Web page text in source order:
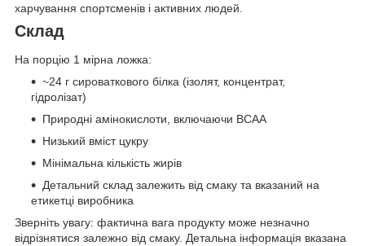
харчування спортсменів і активних людей.
Склад
На порцію 1 мірна ложка:
~24 г сироваткового білка (ізолят, концентрат,
гідролізат)
Природні амінокислоти, включаючи BCAA
Низький вміст цукру
Мінімальна кількість жирів
Детальний склад залежить від смаку та вказаний на
етикетці виробника
Зверніть увагу: фактична вага продукту може незначно
відрізнятися залежно від смаку. Детальна інформація вказана